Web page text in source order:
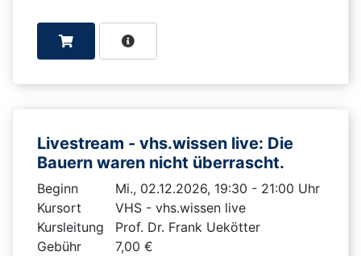
Livestream - vhs.wissen live: Die
Bauern waren nicht überrascht.
Beginn
Mi., 02.12.2026, 19:30 - 21:00 Uhr
Kursort
VHS - vhs.wissen live
Kursleitung
Prof. Dr. Frank Uekötter
Gebühr
7,00 €